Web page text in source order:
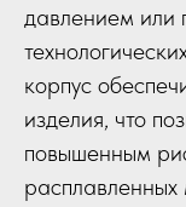
давлением или
корпус
изделия, что
повышенным